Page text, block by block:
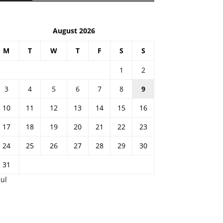
August 2026
M T W T F S S
1
2
3
4 5 6 7 8
9
10
11 12 13 14 15
16
17
18 19 20 21 22
23
24
25 26 27 28 29
30
31